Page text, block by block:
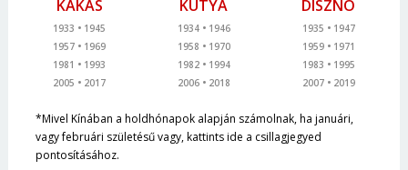
KAKAS
1933
1945
1957
1969
1981
1993
2005
2017
KUTYA
1934
1946
1958
1970
1982
1994
2006
2018
DISZNÓ
1935
1947
1959
1971
1983
1995
2007
2019
*Mivel Kínában a holdhónapok alapján számolnak, ha januári,
vagy februári születésű vagy, kattints ide a csillagjegyed
pontosításához.